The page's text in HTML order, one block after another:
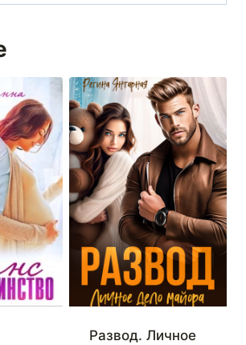
Развод. Личное